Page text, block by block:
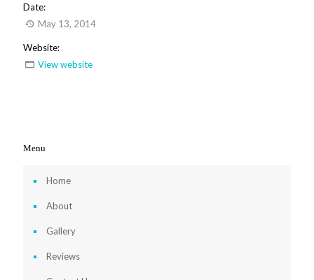
Date:
May 13, 2014
Website:
View website
Menu
Home
About
Gallery
Reviews